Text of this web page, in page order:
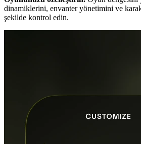
dinamiklerini, envanter yönetimini ve
şekilde kontrol edin.